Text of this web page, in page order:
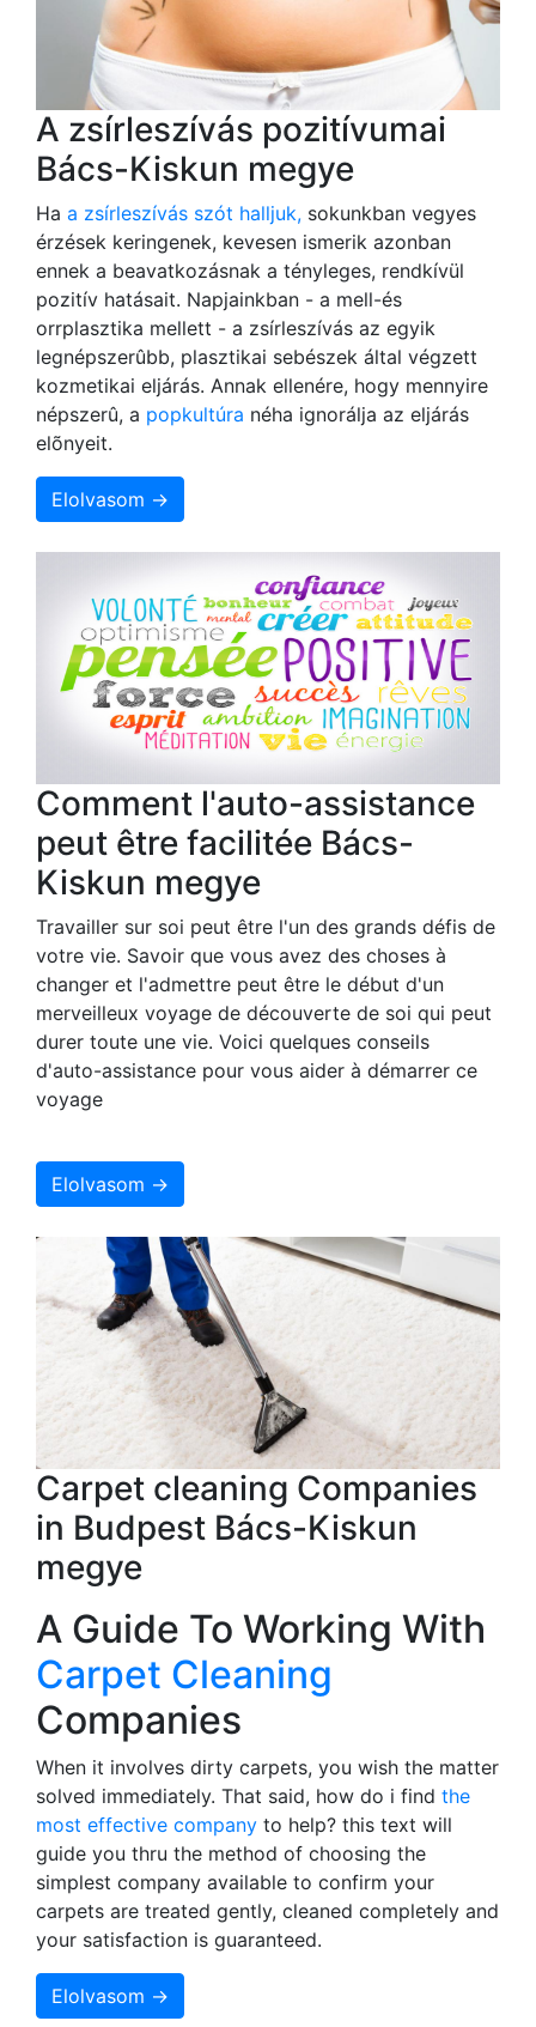
A zsírleszívás pozitívumai
Bács-Kiskun megye
Ha a zsírleszívás szót halljuk, sokunkban vegyes
érzések keringenek, kevesen ismerik azonban
ennek a beavatkozásnak a tényleges, rendkívül
pozitív hatásait. Napjainkban - a mell-és
orrplasztika mellett - a zsírleszívás az egyik
legnépszerûbb, plasztikai sebészek által végzett
kozmetikai eljárás. Annak ellenére, hogy mennyire
népszerû, a popkultúra néha ignorálja az eljárás
elõnyeit.
Elolvasom →
Comment l'auto-assistance
peut être facilitée Bács-
Kiskun megye
Travailler sur soi peut être l'un des grands défis de
votre vie. Savoir que vous avez des choses à
changer et l'admettre peut être le début d'un
merveilleux voyage de découverte de soi qui peut
durer toute une vie. Voici quelques conseils
d'auto-assistance pour vous aider à démarrer ce
voyage
Elolvasom →
Carpet cleaning Companies
in Budpest Bács-Kiskun
megye
A Guide To Working With
Carpet Cleaning
Companies
When it involves dirty carpets, you wish the matter
solved immediately. That said, how do i find the
most effective company to help? this text will
guide you thru the method of choosing the
simplest company available to confirm your
carpets are treated gently, cleaned completely and
your satisfaction is guaranteed.
Elolvasom →